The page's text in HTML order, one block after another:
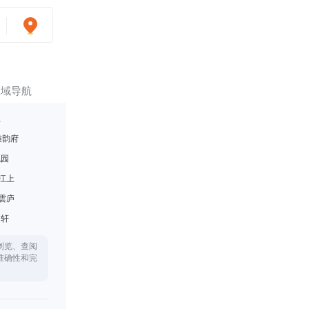
导航
韵府
上
庐
览、查阅
确性和完